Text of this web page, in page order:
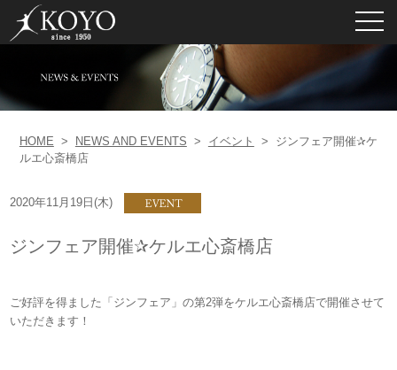
HOME > NEWS AND EVENTS > イベント >
ジンフェア開催✰ケ
ルエ心斎橋店
2020年11月19日(木)
ジンフェア開催✰ケルエ心斎橋店
ご好評を得ました「ジンフェア」の第2弾をケルエ心斎橋店で開催させて
いただきます！